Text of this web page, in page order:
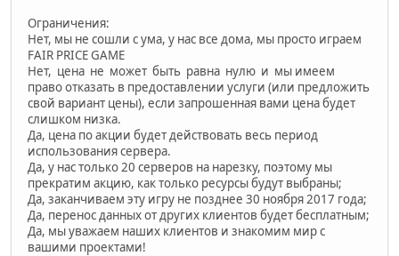
Ограничения:
Нет, мы не сошли с ума, у нас все дома, мы просто играем
FAIR PRICE GAME
Нет, цена не может быть равна нулю и мы имеем
право отказать в предоставлении услуги (или предложить
свой вариант цены), если запрошенная вами цена будет
слишком низка.
Да, цена по акции будет действовать весь период
использования сервера.
Да, у нас только 20 серверов на нарезку, поэтому мы
прекратим акцию, как только ресурсы будут выбраны;
Да, заканчиваем эту игру не позднее 30 ноября 2017 года;
Да, перенос данных от других клиентов будет бесплатным;
Да, мы уважаем наших клиентов и знакомим мир с
вашими проектами!